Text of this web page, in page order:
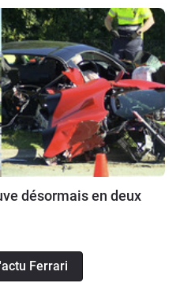
désormais en deux
Ferrari